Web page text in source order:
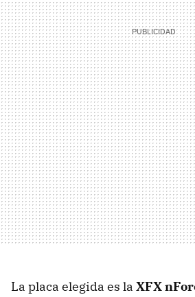
La placa elegida es la XFX